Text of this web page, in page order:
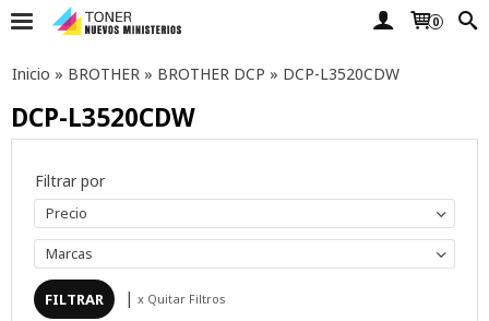
0
Inicio » BROTHER » BROTHER DCP » DCP-L3520CDW
DCP-L3520CDW
Filtrar por
Precio
Marcas
| x Quitar Filtros